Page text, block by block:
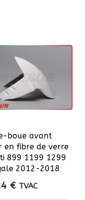
boue avant
en fibre de verre
899 1199 1299
2012-2018
€ TVAC